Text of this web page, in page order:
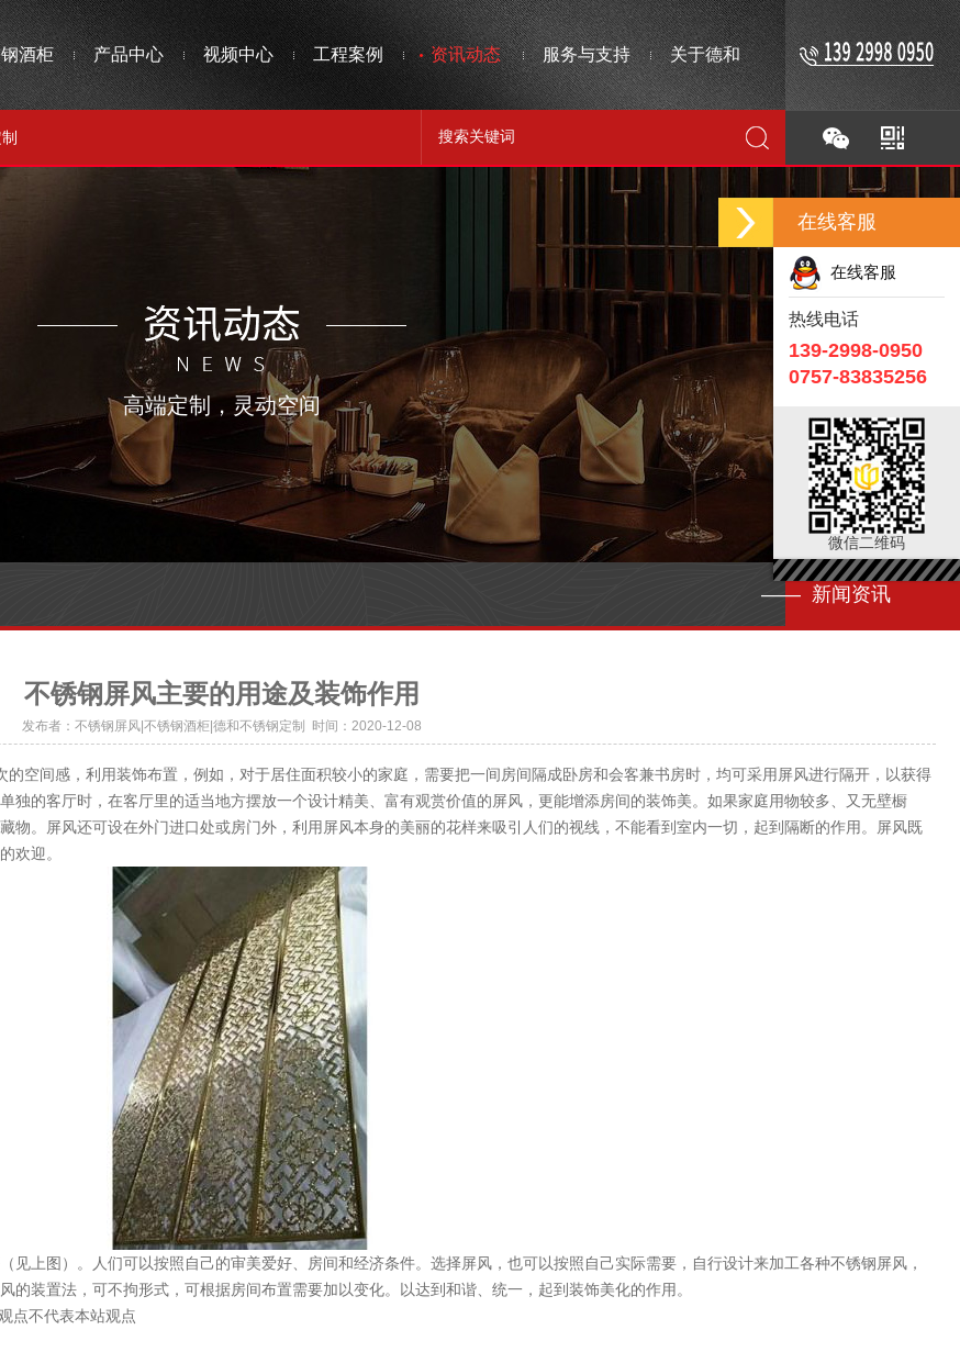
酒柜 产品中心 视频中心 工程案例 资讯动态 服务与支持 关于德和
高端定制，灵动空间
—— 新闻资讯
不锈钢屏风主要的用途及装饰作用
发布者：不锈钢屏风|不锈钢酒柜|德和不锈钢定制 时间：2020-12-08
间感，利用装饰布置，例如，对于居住面积较小的家庭，需要把一间房间隔成卧房和会客兼书房时，均可采用屏风进行隔开，以获得
独的客厅时，在客厅里的适当地方摆放一个设计精美、富有观赏价值的屏风，更能增添房间的装饰美。如果家庭用物较多、又无壁橱
物。屏风还可设在外门进口处或房门外，利用屏风本身的美丽的花样来吸引人们的视线，不能看到室内一切，起到隔断的作用。屏风既
欢迎。
图）。人们可以按照自己的审美爱好、房间和经济条件。选择屏风，也可以按照自己实际需要，自行设计来加工各种不锈钢屏风，
装置法，可不拘形式，可根据房间布置需要加以变化。以达到和谐、统一，起到装饰美化的作用。
点不代表本站观点
在线客服
在线客服
热线电话
139-2998-0950
0757-83835256
微信二维码